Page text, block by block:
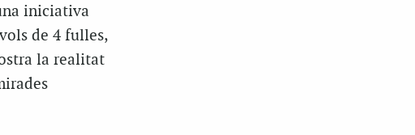
iniciativa
de 4 fulles,
la realitat